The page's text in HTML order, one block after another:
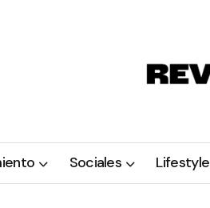
Sociales Lifestyle